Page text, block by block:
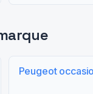
Peugeot